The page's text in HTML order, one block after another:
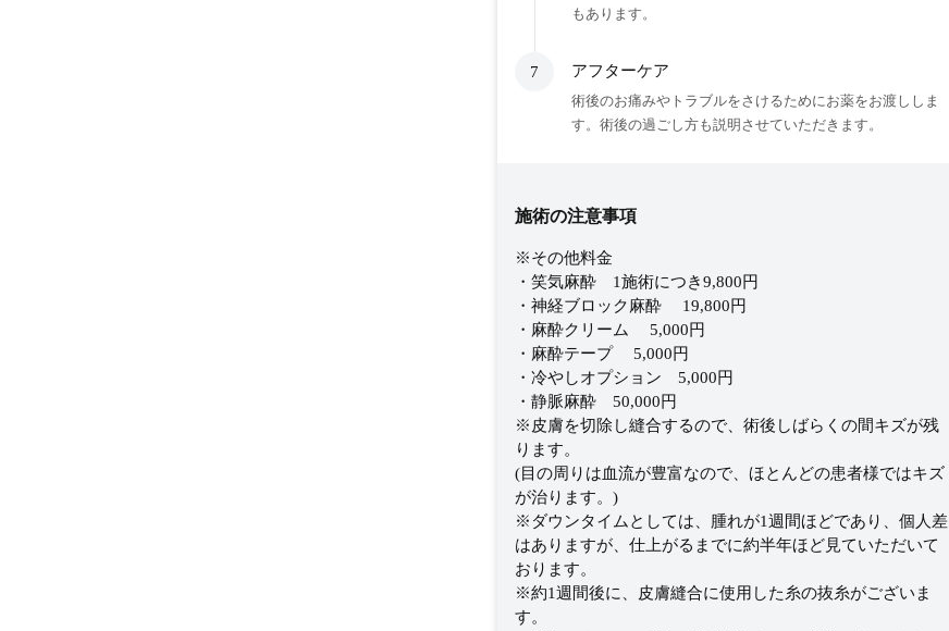
もあります。
7 アフターケア
術後のお痛みやトラブルをさけるためにお薬をお渡ししま
す。術後の過ごし方も説明させていただきます。
施術の注意事項
※その他料金
・笑気麻酔 1施術につき9,800円
・神経ブロック麻酔 19,800円
・麻酔クリーム 5,000円
・麻酔テープ 5,000円
・冷やしオプション 5,000円
・静脈麻酔 50,000円
※皮膚を切除し縫合するので、術後しばらくの間キズが残
ります。
(目の周りは血流が豊富なので、ほとんどの患者様ではキズ
が治ります。)
※ダウンタイムとしては、腫れが1週間ほどであり、個人差
はありますが、仕上がるまでに約半年ほど見ていただいて
おります。
※約1週間後に、皮膚縫合に使用した糸の抜糸がございま
す。